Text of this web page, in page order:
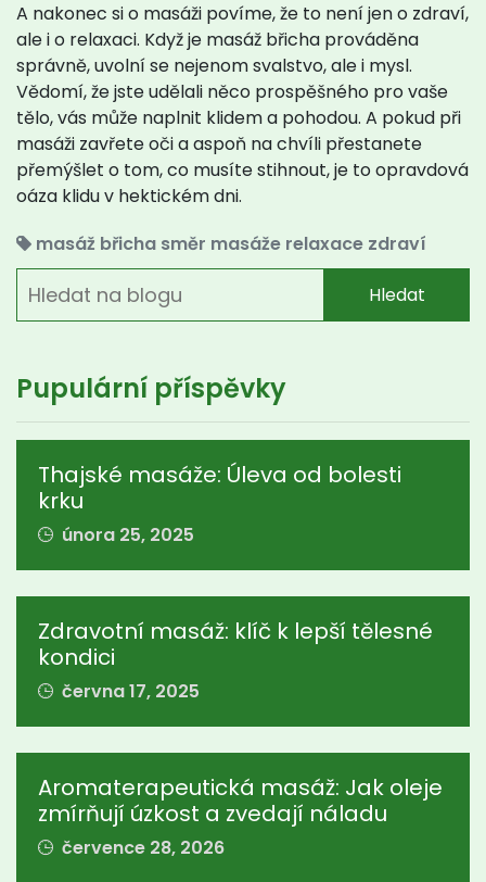
A nakonec si o masáži povíme, že to není jen o zdraví,
ale i o relaxaci. Když je masáž břicha prováděna
správně, uvolní se nejenom svalstvo, ale i mysl.
Vědomí, že jste udělali něco prospěšného pro vaše
tělo, vás může naplnit klidem a pohodou. A pokud při
masáži zavřete oči a aspoň na chvíli přestanete
přemýšlet o tom, co musíte stihnout, je to opravdová
oáza klidu v hektickém dni.
masáž břicha směr masáže relaxace zdraví
Hledat
Pupulární příspěvky
Thajské masáže: Úleva od bolesti
krku
února 25, 2025
Zdravotní masáž: klíč k lepší tělesné
kondici
června 17, 2025
Aromaterapeutická masáž: Jak oleje
zmírňují úzkost a zvedají náladu
července 28, 2026